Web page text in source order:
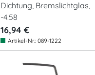
Dichtung, Bremslichtglas,
-4.58
16,94 €
Artikel-Nr.: 089-1222